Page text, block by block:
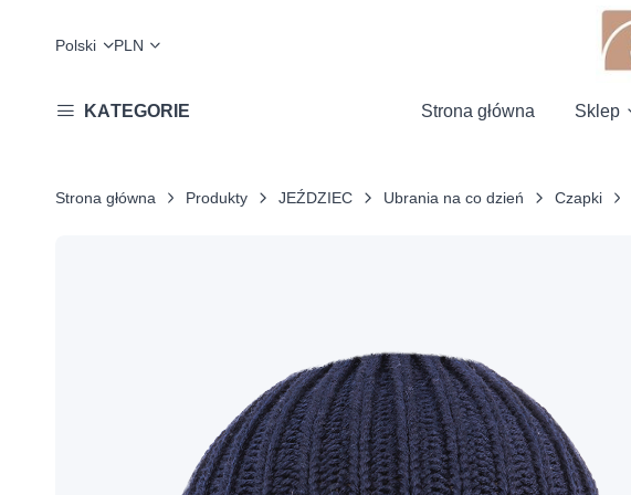
Polski PLN
KATEGORIE Strona główna Sklep
Strona główna Produkty JEŹDZIEC Ubrania na co dzień Czapki